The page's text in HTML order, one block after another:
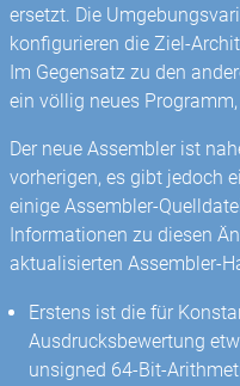
ersetzt. Die
konfigurieren die Ziel-
Im Gegensatz zu den
ein völlig neues
Der neue Assembler ist
vorherigen, es gibt jedoch
einige Assembler-
Informationen zu diesen
aktualisierten Assembler-
Erstens ist die für
Ausdrucksbewertung
unsigned 64-Bit-